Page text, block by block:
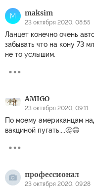
M maksim
23 октября 2020, 08:55
Ланцет конечно очень
забывать что на кону 73
не то услышим.
AMIGO
23 октября 2020, 09:11
По моему американцам
вакциной пугать....🤔😂
профессионал
23 октября 2020, 09:28